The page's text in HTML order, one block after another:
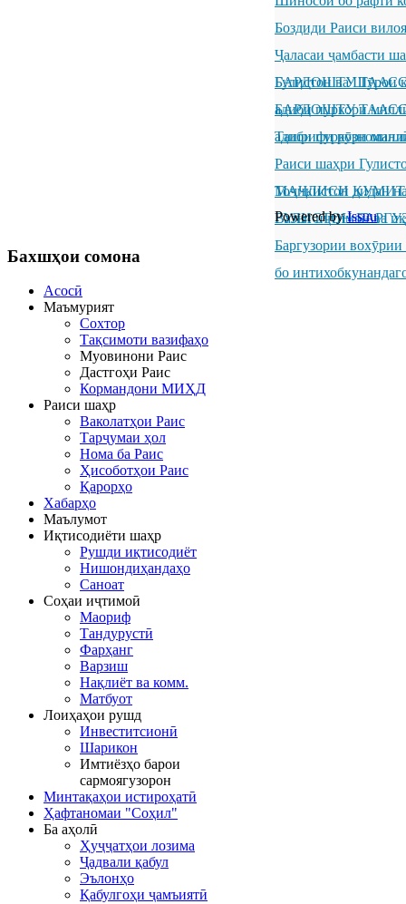
Боздиди Раиси
Ҷаласаи ҷамбасти
Гулистон ва Шӯрои
БАРДОШТУ
адиби пуркори
БАРДОШТУ
адиби пуркори
Ташрифи
Раиси шаҳри
Тоҷикистон дидан
МАҶЛИСИ
ГУЛИСТОН
Вазъи иҷтимоӣ ва
Баргузории
бо
Powered byIssuu
Бахшҳои сомона
Асосӣ
Маъмурият
Сохтор
Тақсимоти вазифаҳо
Муовинони Раис
Дастгоҳи Раис
Кормандони МИҲД
Раиси шаҳр
Ваколатҳои Раис
Тарҷумаи ҳол
Нома ба Раис
Ҳисоботҳои Раис
Қарорҳо
Хабарҳо
Маълумот
Иқтисодиёти шаҳр
Рушди иқтисодиёт
Нишондиҳандаҳо
Саноат
Соҳаи иҷтимоӣ
Маориф
Тандурустӣ
Фарҳанг
Варзиш
Нақлиёт ва комм.
Матбуот
Лоиҳаҳои рушд
Инвеститсионӣ
Шарикон
Имтиёзҳо барои
сармоягузорон
Минтақаҳои истироҳатӣ
Ҳафтаномаи "Соҳил"
Ба аҳолӣ
Ҳуҷҷатҳои лозима
Ҷадвали қабул
Эълонҳо
Қабулгоҳи ҷамъиятӣ